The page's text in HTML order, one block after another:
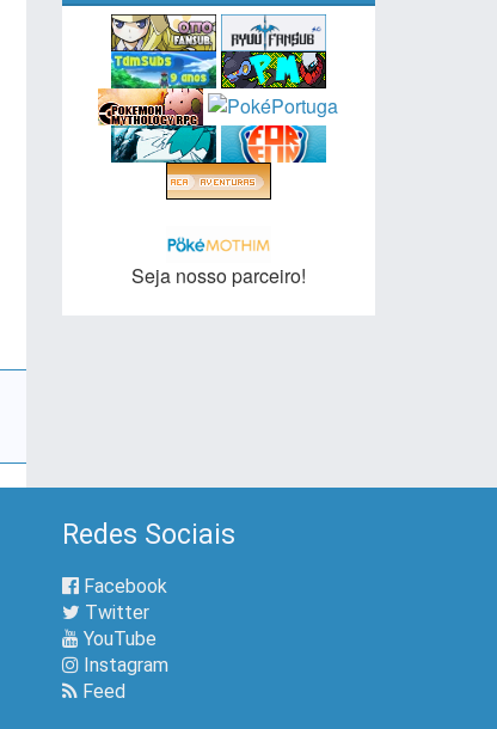
Seja nosso parceiro!
Redes Sociais
Facebook
Twitter
YouTube
Instagram
Feed